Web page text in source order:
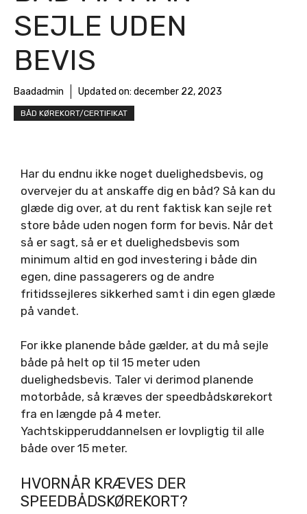
SEJLE UDEN
BEVIS
Baadadmin Updated on: december 22, 2023
BÅD KØREKORT/CERTIFIKAT
Har du endnu ikke noget duelighedsbevis, og
overvejer du at anskaffe dig en båd? Så kan du
glæde dig over, at du rent faktisk kan sejle ret
store både uden nogen form for bevis. Når det
så er sagt, så er et duelighedsbevis som
minimum altid en god investering i både din
egen, dine passagerers og de andre
fritidssejleres sikkerhed samt i din egen glæde
på vandet.
For ikke planende både gælder, at du må sejle
både på helt op til 15 meter uden
duelighedsbevis. Taler vi derimod planende
motorbåde, så kræves der speedbådskørekort
fra en længde på 4 meter.
Yachtskipperuddannelsen er lovpligtig til alle
både over 15 meter.
HVORNÅR KRÆVES DER
SPEEDBÅDSKØREKORT?